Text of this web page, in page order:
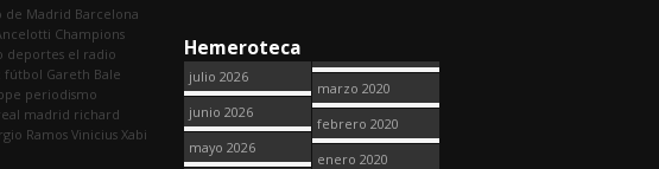
de Madrid Barcelona
Champions
deportes el radio
fútbol Gareth Bale
periodismo
madrid richard
RamosVinicius Xabi
Hemeroteca
julio 2026
junio 2026
mayo 2026
marzo 2020
febrero 2020
enero 2020